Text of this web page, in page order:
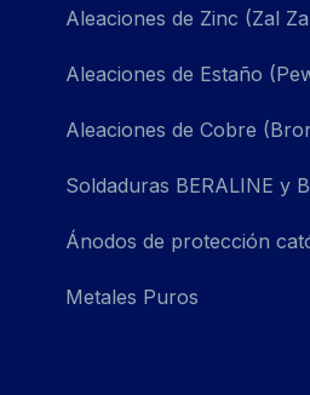
Aleaciones de Zinc (Zal
Aleaciones de Estaño
Aleaciones de Cobre
Soldaduras BERALINE y
Ánodos de protección
Metales Puros